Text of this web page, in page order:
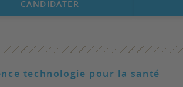
CANDIDATER
technologie pour la santé